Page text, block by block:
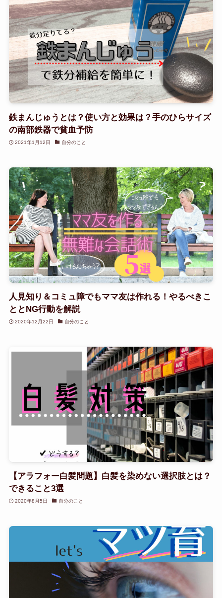
鉄まんじゅうとは？使い方と効果は？手のひらサイズ
の南部鉄器で貧血予防
2021年1月12日 自分のこと
人見知り＆コミュ障でもママ友は作れる！やるべきこ
ととNG行動を解説
2020年12月22日 自分のこと
【アラフォー白髪問題】白髪を染めない選択肢とは？
できること3選
2020年8月5日 自分のこと